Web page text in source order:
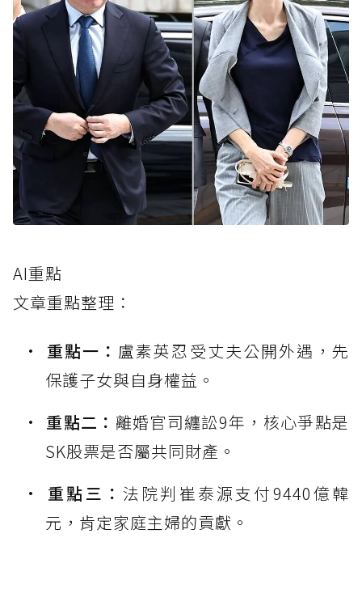
AI重點
文章重點整理：
重點一： 盧素英忍受丈夫公開外遇，先
保護子女與自身權益。
重點二： 離婚官司纏訟9年，核心爭點是
SK股票是否屬共同財產。
重點三： 法院判崔泰源支付9440億韓
元，肯定家庭主婦的貢獻。